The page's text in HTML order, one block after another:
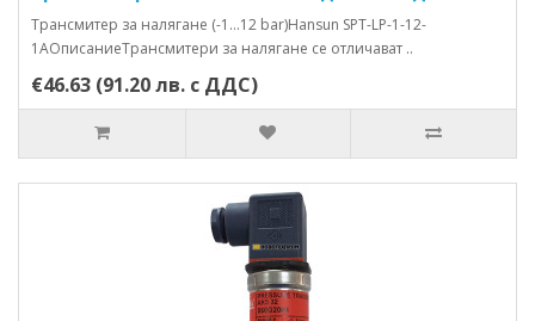
Трансмитер за налягане (-1…12 bar)Hansun SPT-LP-1-12-
1AОписаниеТрансмитери за налягане се отличават ..
€46.63 (91.20 лв. с ДДС)